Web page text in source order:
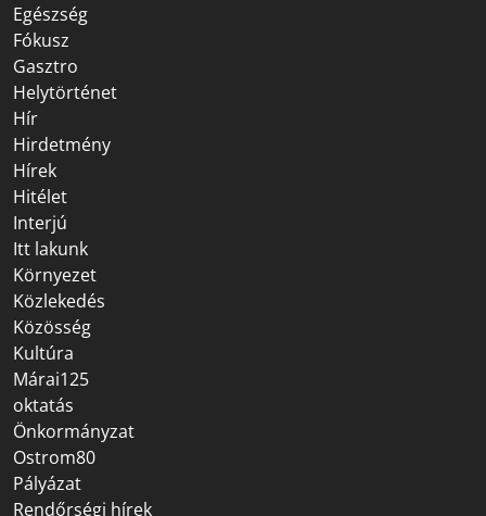
Egészség
Fókusz
Gasztro
Helytörténet
Hír
Hirdetmény
Hírek
Hitélet
Interjú
Itt lakunk
Környezet
Közlekedés
Közösség
Kultúra
Márai125
oktatás
Önkormányzat
Ostrom80
Pályázat
Rendőrségi hírek